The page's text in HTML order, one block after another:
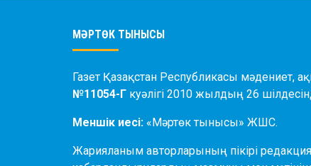
МӘРТӨК ТЫНЫСЫ
Газет Қазақстан Республикасы мәдениет,
№11054-Г куәлігі 2010 жылдың 26
Меншік иесі: «Мәртөк тынысы» ЖШС.
Жарияланым авторларының пікірі